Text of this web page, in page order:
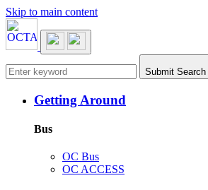
Skip to main content
Main navigation Submit Search
Getting Around
Bus
OC Bus
OC ACCESS